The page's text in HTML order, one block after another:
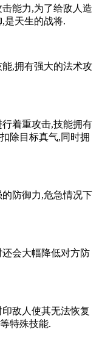
能力,为了给敌人造
是天生的战将.
,拥有强大的法术攻
着重攻击,技能拥有
除目标真气,同时拥
防御力,危急情况下
会大幅降低对方防
敌人使其无法恢复
特殊技能.